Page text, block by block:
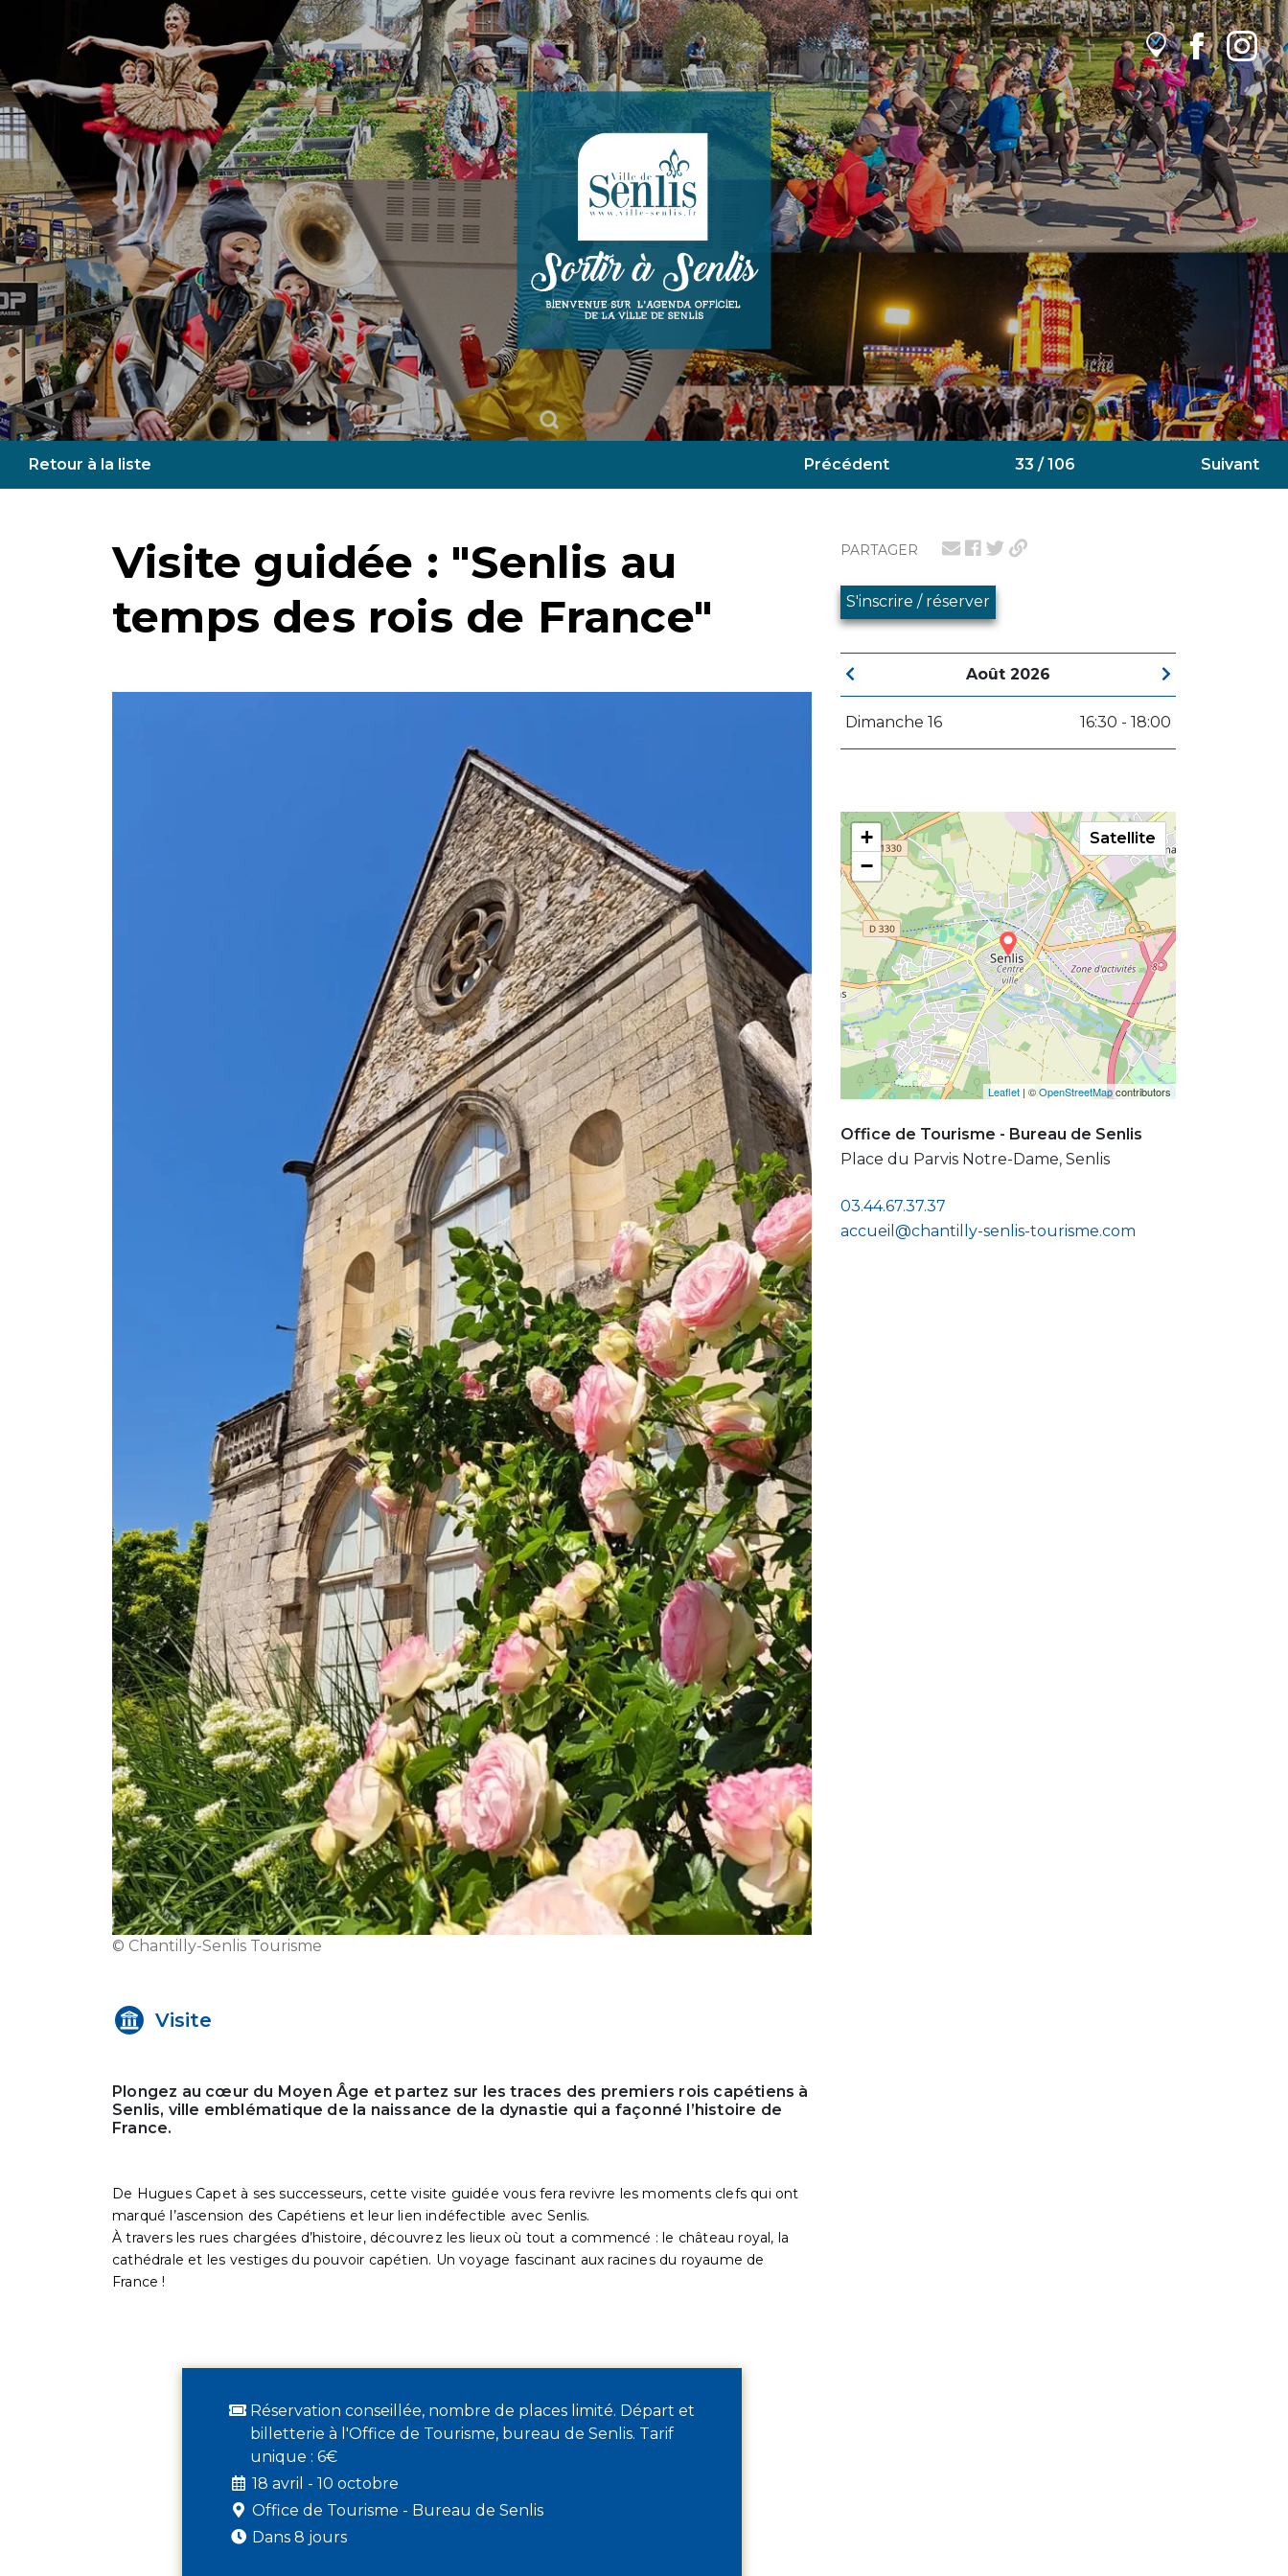
Retour à la liste Précédent 33 / 106 Suivant
PARTAGER
S'inscrire / réserver
Août 2026
Dimanche 16 16:30 - 18:00
+
−
Leaflet | ©OpenStreetMapcontributors
Satellite
Office de Tourisme - Bureau de Senlis
Place du Parvis Notre-Dame, Senlis
03.44.67.37.37
accueil@chantilly-senlis-tourisme.com
Visite guidée : "Senlis au
temps des rois de France"
© Chantilly-Senlis Tourisme
Visite
Plongez au cœur du Moyen Âge et partez sur les traces des premiers rois capétiens à
Senlis, ville emblématique de la naissance de la dynastie qui a façonné l’histoire de
France.
De Hugues Capet à ses successeurs, cette visite guidée vous fera revivre les moments clefs qui ont
marqué l’ascension des Capétiens et leur lien indéfectible avec Senlis.
À travers les rues chargées d’histoire, découvrez les lieux où tout a commencé : le château royal, la
cathédrale et les vestiges du pouvoir capétien. Un voyage fascinant aux racines du royaume de
France !
Réservation conseillée, nombre de places limité. Départ et
billetterie à l'Office de Tourisme, bureau de Senlis. Tarif
unique : 6€
18 avril - 10 octobre
Office de Tourisme - Bureau de Senlis
Dans 8 jours